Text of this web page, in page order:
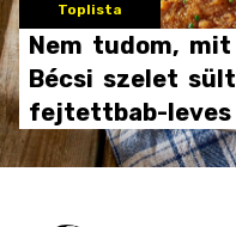
Toplista
Nem tudom, mit
Bécsi szelet sült
fejtettbab-leves